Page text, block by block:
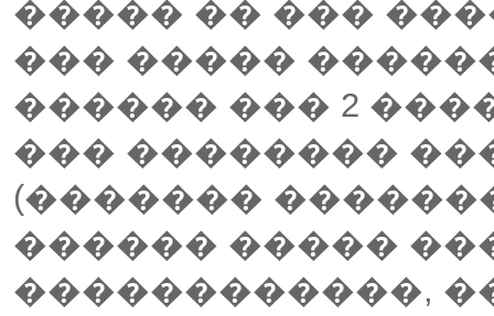
����� �� ���
��� �����
������ ��� 2
��� ��������
(�������
������ �����
������������,